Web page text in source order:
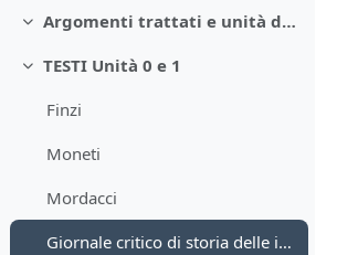
Minimizza Argomenti trattati e unità didattiche
Minimizza
TESTI Unità 0 e 1
Finzi
Moneti
Mordacci
Giornale critico di storia delle idee, 2, 2022